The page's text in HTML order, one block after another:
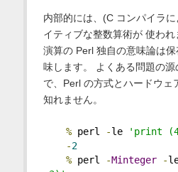
内部的には、(C コンパイラ
イティブな整数算術が 使わ
演算の Perl 独自の意味論は
味します。 よくある問題の
で、Perl の方式とハードウェ
知れません。
% perl -le
'print
-2
% perl -Minteger -